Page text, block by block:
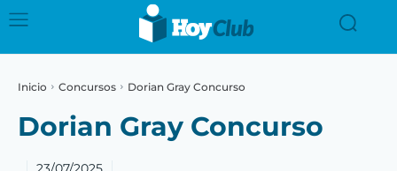
Inicio Concursos Dorian Gray Concurso
Dorian Gray Concurso